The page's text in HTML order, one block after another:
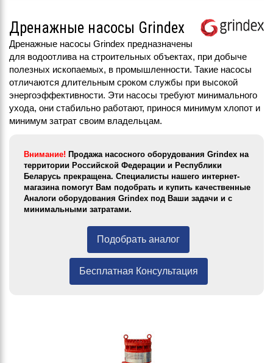
Дренажные насосы Grindex
Дренажные насосы Grindex предназначены
для водоотлива на строительных объектах, при добыче
полезных ископаемых, в промышленности. Такие насосы
отличаются длительным сроком службы при высокой
энергоэффективности. Эти насосы требуют минимального
ухода, они стабильно работают, принося минимум хлопот и
минимум затрат своим владельцам.
Внимание! Продажа насосного оборудования Grindex на
территории Российской Федерации и Республики
Беларусь прекращена. Специалисты нашего интернет-
магазина помогут Вам подобрать и купить качественные
Аналоги оборудования Grindex под Ваши задачи и с
минимальными затратами.
Подобрать аналог
Бесплатная Консультация